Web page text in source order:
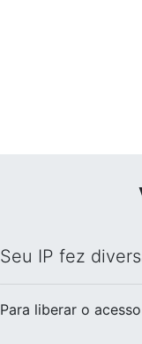
Seu IP fez
Para liberar o acesso